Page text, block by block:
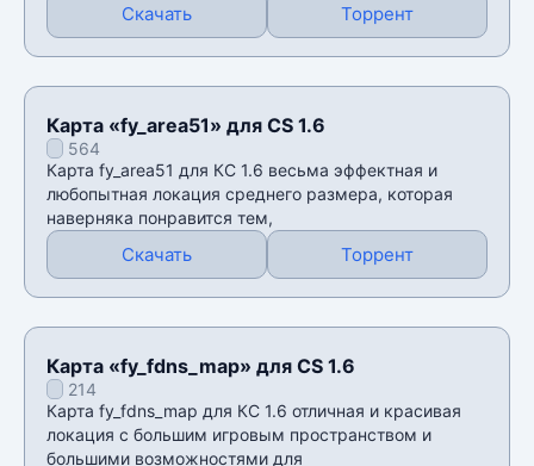
Скачать Торрент
Карта «fy_area51» для CS 1.6
564
Карта fy_area51 для КС 1.6 весьма эффектная и
любопытная локация среднего размера, которая
наверняка понравится тем,
Скачать Торрент
Карта «fy_fdns_map» для CS 1.6
214
Карта fy_fdns_map для КС 1.6 отличная и красивая
локация с большим игровым пространством и
большими возможностями для